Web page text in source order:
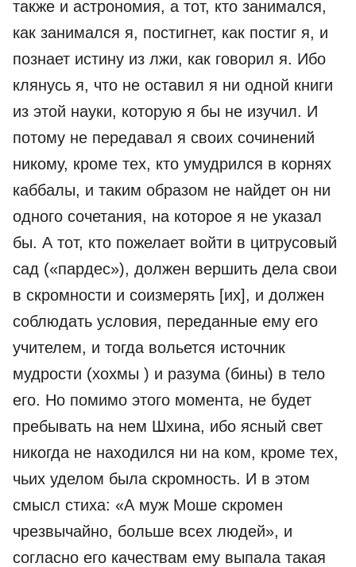
также и астрономия, а тот, кто занимался,
как занимался я, постигнет, как постиг я, и
познает истину из лжи, как говорил я. Ибо
клянусь я, что не оставил я ни одной книги
из этой науки, которую я бы не изучил. И
потому не передавал я своих сочинений
никому, кроме тех, кто умудрился в корнях
каббалы, и таким образом не найдет он ни
одного сочетания, на которое я не указал
бы. А тот, кто пожелает войти в цитрусовый
сад («пардес»), должен вершить дела свои
в скромности и соизмерять [их], и должен
соблюдать условия, переданные ему его
учителем, и тогда вольется источник
мудрости (хохмы ) и разума (бины) в тело
его. Но помимо этого момента, не будет
пребывать на нем Шхина, ибо ясный свет
никогда не находился ни на ком, кроме тех,
чьих уделом была скромность. И в этом
смысл стиха: «А муж Моше скромен
чрезвычайно, больше всех людей», и
согласно его качествам ему выпала такая